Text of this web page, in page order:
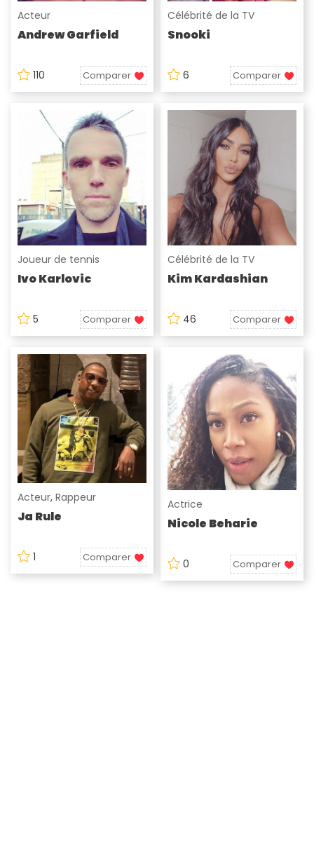
Acteur
Andrew Garfield
110 Comparer
Célébrité de la TV
Snooki
6 Comparer
Joueur de tennis
Ivo Karlovic
5 Comparer
Célébrité de la TV
Kim Kardashian
46 Comparer
Acteur, Rappeur
Ja Rule
1 Comparer
Actrice
Nicole Beharie
0 Comparer